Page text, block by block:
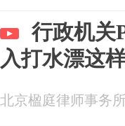
行政机关
入打水漂这
北京楹庭律师事务